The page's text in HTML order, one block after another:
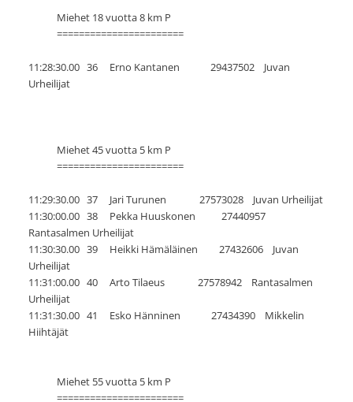
Miehet 18 vuotta 8 km P
=======================
11:28:30.00 36 Erno Kantanen 29437502 Juvan
Urheilijat
Miehet 45 vuotta 5 km P
=======================
11:29:30.00 37 Jari Turunen 27573028 Juvan Urheilijat
11:30:00.00 38 Pekka Huuskonen 27440957
Rantasalmen Urheilijat
11:30:30.00 39 Heikki Hämäläinen 27432606 Juvan
Urheilijat
11:31:00.00 40 Arto Tilaeus 27578942 Rantasalmen
Urheilijat
11:31:30.00 41 Esko Hänninen 27434390 Mikkelin
Hiihtäjät
Miehet 55 vuotta 5 km P
=======================